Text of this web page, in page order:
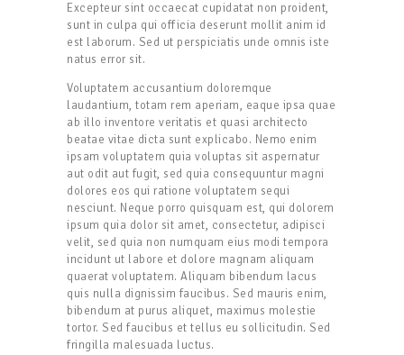
Excepteur sint occaecat cupidatat non proident,
sunt in culpa qui officia deserunt mollit anim id
est laborum. Sed ut perspiciatis unde omnis iste
natus error sit.
Voluptatem accusantium doloremque
laudantium, totam rem aperiam, eaque ipsa quae
ab illo inventore veritatis et quasi architecto
beatae vitae dicta sunt explicabo. Nemo enim
ipsam voluptatem quia voluptas sit aspernatur
aut odit aut fugit, sed quia consequuntur magni
dolores eos qui ratione voluptatem sequi
nesciunt. Neque porro quisquam est, qui dolorem
ipsum quia dolor sit amet, consectetur, adipisci
velit, sed quia non numquam eius modi tempora
incidunt ut labore et dolore magnam aliquam
quaerat voluptatem. Aliquam bibendum lacus
quis nulla dignissim faucibus. Sed mauris enim,
bibendum at purus aliquet, maximus molestie
tortor. Sed faucibus et tellus eu sollicitudin. Sed
fringilla malesuada luctus.